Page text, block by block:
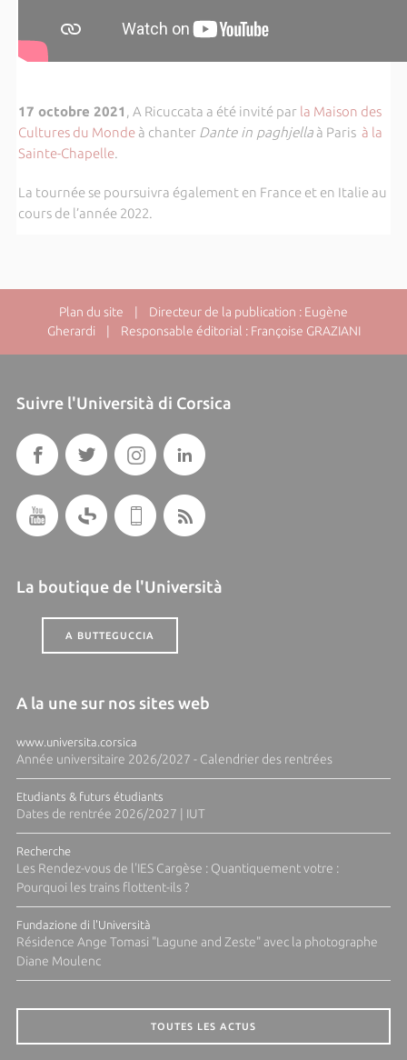
17 octobre 2021 , A Ricuccata a été invité par la Maison des
Cultures du Monde à chanter Dante in paghjellaà Paris à la
Sainte-Chapelle.
La tournée se poursuivra également en France et en Italie au
cours de l’année 2022.
Plan du site | Directeur de la publication : Eugène
Gherardi | Responsable éditorial : Françoise GRAZIANI
Suivre l'Università di Corsica
La boutique de l'Università
A BUTTEGUCCIA
A la une sur nos sites web
www.universita.corsica
Année universitaire 2026/2027 - Calendrier des rentrées
Etudiants & futurs étudiants
Dates de rentrée 2026/2027 | IUT
Recherche
Les Rendez-vous de l'IES Cargèse : Quantiquement votre :
Pourquoi les trains flottent-ils ?
Fundazione di l'Università
Résidence Ange Tomasi "Lagune and Zeste" avec la photographe
Diane Moulenc
TOUTES LES ACTUS